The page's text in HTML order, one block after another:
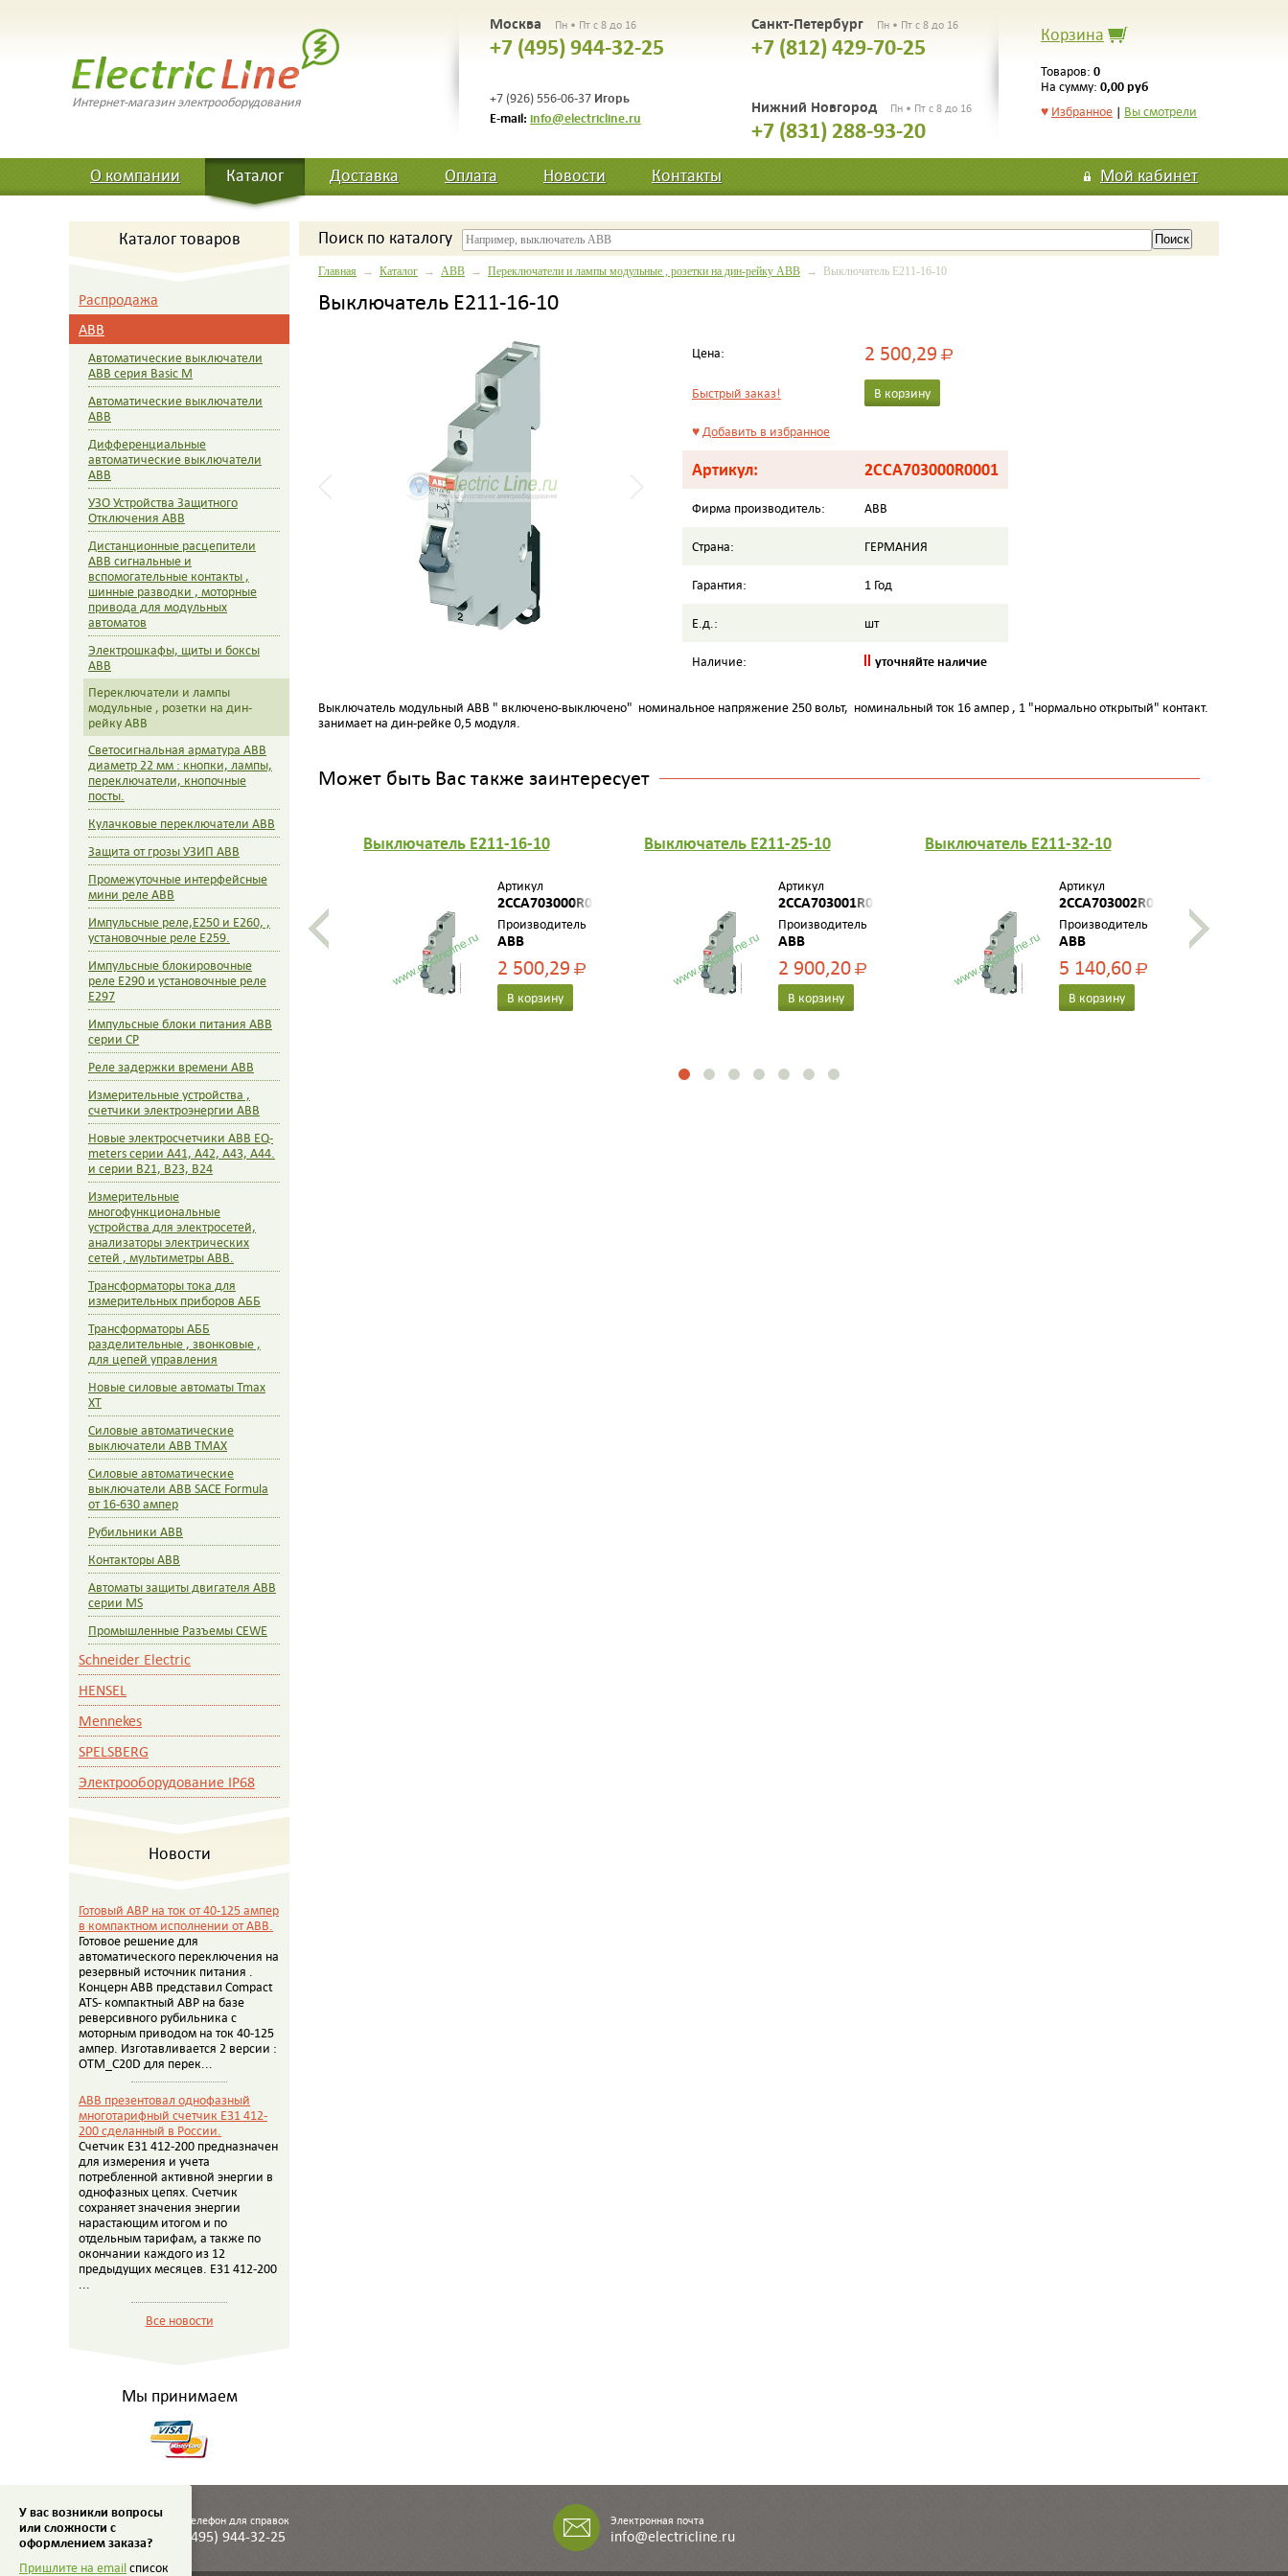
Интернет-магазин электрооборудования
Москва Пн • Пт с 8 до 16
+7 (495) 944-32-25
+7 (926) 556-06-37 Игорь
E-mail: info@electricline.ru
Санкт-Петербург Пн • Пт с 8 до 16
+7 (812) 429-70-25
Нижний Новгород Пн • Пт с 8 до 16
+7 (831) 288-93-20
Корзина
Товаров: 0
На сумму: 0,00 руб
♥ Избранное | Вы смотрели
О компании Каталог Доставка Оплата Новости Контакты Мой кабинет
Каталог товаров
Распродажа
ABB
Автоматические выключатели
ABB серия Basic M
Автоматические выключатели
ABB
Дифференциальные
автоматические выключатели
ABB
УЗО Устройства Защитного
Отключения ABB
Дистанционные расцепители
ABB сигнальные и
вспомогательные контакты ,
шинные разводки , моторные
привода для модульных
автоматов
Электрошкафы, щиты и боксы
ABB
Переключатели и лампы
модульные , розетки на дин-
рейку ABB
Светосигнальная арматура ABB
диаметр 22 мм : кнопки, лампы,
переключатели, кнопочные
посты.
Кулачковые переключатели ABB
Защита от грозы УЗИП ABB
Промежуточные интерфейсные
мини реле ABB
Импульсные реле,E250 и E260, ,
установочные реле E259.
Импульсные блокировочные
реле E290 и установочные реле
E297
Импульсные блоки питания ABB
серии CP
Реле задержки времени ABB
Измерительные устройства ,
счетчики электроэнергии ABB
Новые электросчетчики ABB EQ-
meters серии А41, A42, A43, A44.
и серии B21, B23, B24
Измерительные
многофункциональные
устройства для электросетей,
анализаторы электрических
сетей , мультиметры ABB.
Трансформаторы тока для
измерительных приборов АББ
Трансформаторы АББ
разделительные , звонковые ,
для цепей управления
Новые силовые автоматы Tmax
XT
Силовые автоматические
выключатели ABB TMAX
Силовые автоматические
выключатели ABB SACE Formula
от 16-630 ампер
Рубильники АВВ
Контакторы ABB
Автоматы защиты двигателя ABB
серии MS
Промышленные Разъемы CEWE
Schneider Electric
HENSEL
Mennekes
SPELSBERG
Электрооборудование IP68
Новости
Готовый АВР на ток от 40-125 ампер
в компактном исполнении от АВВ.
Готовое решение для
автоматического переключения на
резервный источник питания .
Концерн АВВ представил Compact
ATS- компактный АВР на базе
реверсивного рубильника с
моторным приводом на ток 40-125
ампер. Изготавливается 2 версии :
OTM_C20D для перек...
ABB презентовал однофазный
многотарифный счетчик E31 412-
200 сделанный в России.
Счетчик E31 412-200 предназначен
для измерения и учета
потребленной активной энергии в
однофазных цепях. Счетчик
сохраняет значения энергии
нарастающим итогом и по
отдельным тарифам, а также по
окончании каждого из 12
предыдущих месяцев. E31 412-200
...
Все новости
Мы принимаем
Поиск по каталогу
Главная → Каталог → ABB → Переключатели и лампы модульные , розетки на дин-рейку ABB → Выключатель E211-16-10
Выключатель E211-16-10
Цена: 2 500,29Р
Быстрый заказ! В корзину
♥Добавить в избранное
Артикул: 2CCA703000R0001
Фирма производитель: ABB
Страна: ГЕРМАНИЯ
Гарантия: 1 Год
Е.д.: шт
Наличие: уточняйте наличие
Выключатель модульный АВВ " включено-выключено" номинальное напряжение 250 вольт, номинальный ток 16 ампер , 1 "нормально открытый" контакт.
занимает на дин-рейке 0,5 модуля.
Может быть Вас также заинтересует
Выключатель E211-16-10
Артикул
2CCA703000R0001
Производитель
ABB
2 500,29Р
В корзину
Выключатель E211-25-10
Артикул
2CCA703001R0001
Производитель
ABB
2 900,20Р
В корзину
Выключатель E211-32-10
Артикул
2CCA703002R0001
Производитель
ABB
5 140,60Р
В корзину
Телефон для справок
(495) 944-32-25
Электронная почта
info@electricline.ru
У вас возникли вопросы
или сложности с
оформлением заказа?
Пришлите на emailсписок